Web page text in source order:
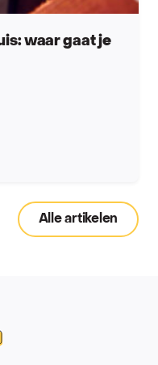
waar gaat je
Alle artikelen
Instagram